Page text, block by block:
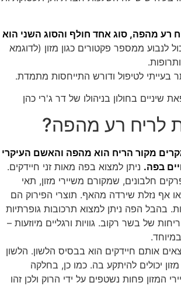
ריח רע מהפה, סוג אחד חולף והסוג השני הוא
לנבוע ממספר פקטורים כגון מזון (לדוגמא
בעייתי לטיפול ודורש התייחסות מתמדת.
לריח רע מהפה?
מן המקרים מקור הריח הוא מהפה והאשם העיקרי
בפה. ניתן למצוא בפה מאות זני חיידקים.
חלבונים, שמקורם משיירי מזון, תאי
אף נזלת שירדה מהאף. תוצרי הפירוק הם
בהבל הפה ניתן למצוא תרכובות גופרתיות
של בשר רקוב. גוויות ורגליים מיוזעות –
אותם חיידקים הוא בבסיס הלשון. הלשון
יכולים להיתקע בה. כמו כן, בחלקה
המזון פחות נשטפים על ידי הרוק ולכן זהו